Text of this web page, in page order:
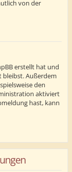
von der
erstellt hat und
bleibst. Außerdem
den
aktiviert
hast, kann